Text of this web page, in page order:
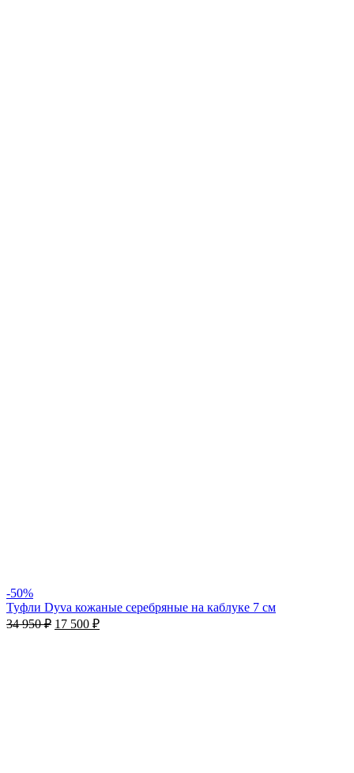
-50%
Туфли Dyva кожаные серебряные на каблуке 7 см
34 950₽ 17 500 ₽